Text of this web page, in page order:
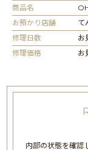
商品名
お預かり店舗
て
修理日数
お
修理価格
お
内部の状態を確認